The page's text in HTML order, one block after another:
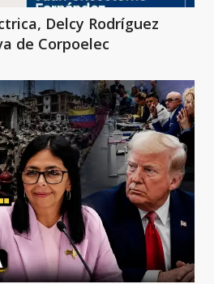
Delcy Rodríguez
de Corpoelec